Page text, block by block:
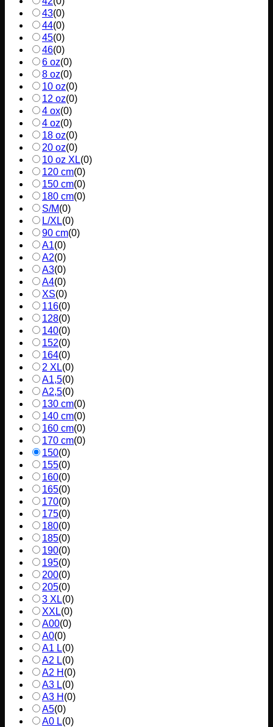
43(0)
44(0)
45(0)
46(0)
6 oz(0)
8 oz(0)
10 oz(0)
12 oz(0)
4 ox(0)
4 oz(0)
18 oz(0)
20 oz(0)
10 oz XL(0)
120 cm(0)
150 cm(0)
180 cm(0)
S/M(0)
L/XL(0)
90 cm(0)
A1(0)
A2(0)
A3(0)
A4(0)
XS(0)
116(0)
128(0)
140(0)
152(0)
164(0)
2 XL(0)
A1,5(0)
A2,5(0)
130 cm(0)
140 cm(0)
160 cm(0)
170 cm(0)
150(0)
155(0)
160(0)
165(0)
170(0)
175(0)
180(0)
185(0)
190(0)
195(0)
200(0)
205(0)
3 XL(0)
XXL(0)
A00(0)
A0(0)
A1 L(0)
A2 L(0)
A2 H (0)
A3 L(0)
A3 H (0)
A5(0)
A0 L(0)